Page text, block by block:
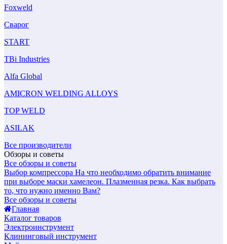
Foxweld
Сварог
START
TBi Industries
Alfa Global
AMICRON WELDING ALLOYS
TOP WELD
ASILAK
Все производители
Обзоры и советы
Все обзоры и советы
Выбор компрессора На что необходимо обратить внимание
при выборе маски хамелеон. Плазменная резка. Как выбрать
то, что нужно именно Вам?
Все обзоры и советы
Главная
Каталог товаров
Электроинструмент
Клининговый инструмент